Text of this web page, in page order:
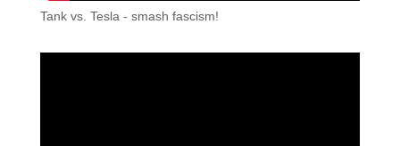
Tank vs. Tesla - smash fascism!